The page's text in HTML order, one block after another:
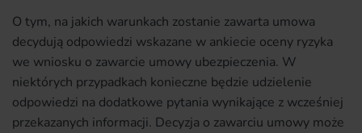
O tym, na jakich warunkach zostanie zawarta umowa
decydują odpowiedzi wskazane w ankiecie oceny ryzyka
we wniosku o zawarcie umowy ubezpieczenia. W
niektórych przypadkach konieczne będzie udzielenie
odpowiedzi na dodatkowe pytania wynikające z wcześniej
przekazanych informacji. Decyzja o zawarciu umowy może